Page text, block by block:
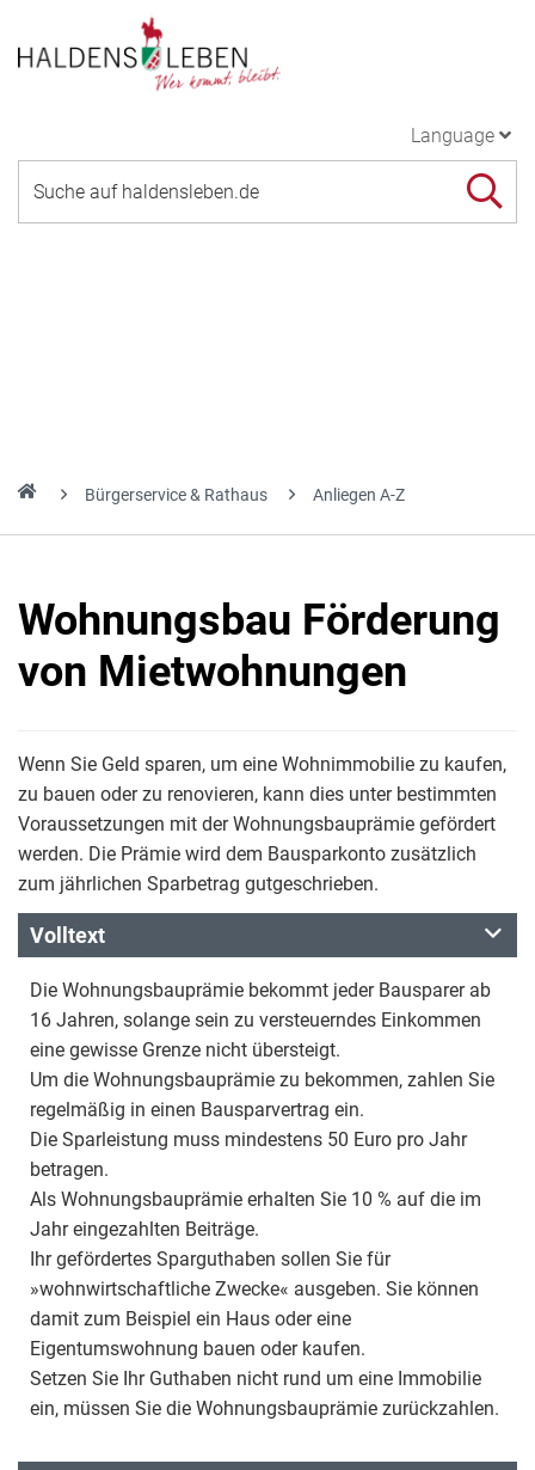
Language
Bürgerservice & Rathaus Anliegen A-Z
Wohnungsbau Förderung
von Mietwohnungen
Wenn Sie Geld sparen, um eine Wohnimmobilie zu kaufen,
zu bauen oder zu renovieren, kann dies unter bestimmten
Voraussetzungen mit der Wohnungsbauprämie gefördert
werden. Die Prämie wird dem Bausparkonto zusätzlich
zum jährlichen Sparbetrag gutgeschrieben.
Volltext
Die Wohnungsbauprämie bekommt jeder Bausparer ab
16 Jahren, solange sein zu versteuerndes Einkommen
eine gewisse Grenze nicht übersteigt.
Um die Wohnungsbauprämie zu bekommen, zahlen Sie
regelmäßig in einen Bausparvertrag ein.
Die Sparleistung muss mindestens 50 Euro pro Jahr
betragen.
Als Wohnungsbauprämie erhalten Sie 10 % auf die im
Jahr eingezahlten Beiträge.
Ihr gefördertes Sparguthaben sollen Sie für
»wohnwirtschaftliche Zwecke« ausgeben. Sie können
damit zum Beispiel ein Haus oder eine
Eigentumswohnung bauen oder kaufen.
Setzen Sie Ihr Guthaben nicht rund um eine Immobilie
ein, müssen Sie die Wohnungsbauprämie zurückzahlen.